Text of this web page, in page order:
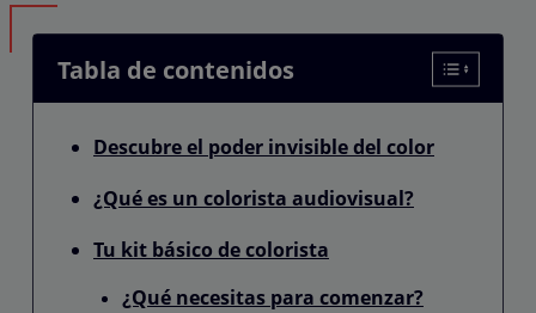
Tabla de contenidos
Descubre el poder invisible del color
¿Qué es un colorista audiovisual?
Tu kit básico de colorista
¿Qué necesitas para comenzar?